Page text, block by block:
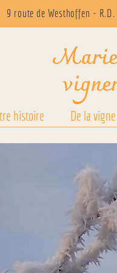
histoire De la
9 route de Westhoffen - R.D.